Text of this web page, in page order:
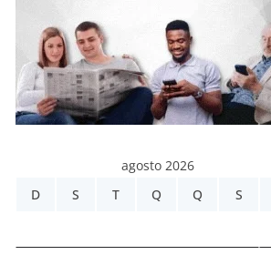
agosto 2026
D
S T Q Q S